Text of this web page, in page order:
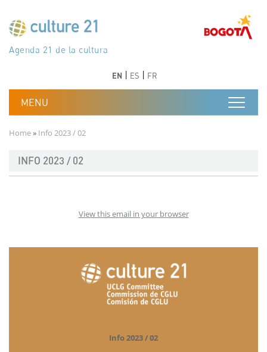
جدول أعمال القرن 21 للثقافة
Програма 21 за културата
Agenda 21 de la cultura
Agjenda 21 për kulturë
Agenda 21 van cultuur
Agenda 21 for culture
Kulturaren Agenda 21
Agenda 21 de la culture
Axenda 21 da cultura
Agenda 21 für Kultur
Agenda 21 della cultura
文化のためのアジェンダ21
دستورکار 21 برای فرهنگ
Agenda 21 dla kultury
Agenda 21 da cultura
Повестка дня 21 для культуры
Agenda 21 za kulturu
Agenda 21 de la cultura
Agenda 21 för kulturen
Kültür için Gündem 21
Порядок денний 21 для культури
EN ES FR
Breadcrumb
Home Info 2023 / 02
INFO 2023 / 02
View this email in your browser
Info 2023 / 02